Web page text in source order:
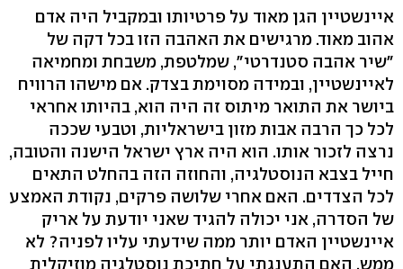
איינשטיין הגן מאוד על פרטיותו ובמקביל היה אדם
אהוב מאוד. מרגישים את האהבה הזו בכל דקה של
"שיר אהבה סטנדרטי", שמלטפת, משבחת ומחמיאה
לאיינשטיין, ובמידה מסוימת בצדק. אם מישהו הרוויח
ביושר את התואר מיתוס זה היה הוא, בהיותו אחראי
לכל כך הרבה אבות מזון בישראליות, וטבעי שככה
נרצה לזכור אותו. הוא היה ארץ ישראל הישנה והטובה,
חייל בצבא הנוסטלגיה, והחוזה הזה בהחלט התאים
לכל הצדדים. האם אחרי שלושה פרקים, נקודת האמצע
של הסדרה, אני יכולה להגיד שאני יודעת על אריק
איינשטיין האדם יותר ממה שידעתי עליו לפניה? לא
ממש. האם התענגתי על חתיכת נוסטלגיה מוזיקלית